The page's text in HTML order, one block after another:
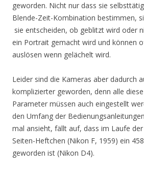
geworden. Nicht nur dass sie
Blende-Zeit-Kombination bestimmen,
sie entscheiden, ob geblitzt wird oder
ein Portrait gemacht wird und können
auslösen wenn gelächelt wird.
Leider sind die Kameras aber dadurch
komplizierter geworden, denn alle
Parameter müssen auch eingestellt
den Umfang der
mal ansieht, fällt auf, dass im Laufe
Seiten-Heftchen (Nikon F, 1959) ein
geworden ist (Nikon D4).